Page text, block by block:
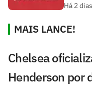
Há 2 dias
MAIS LANCE!
Chelsea
Henderson por